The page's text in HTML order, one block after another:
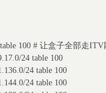
0 table 100 # 让盒子全部
24 table 100
24 table 100
24 table 100